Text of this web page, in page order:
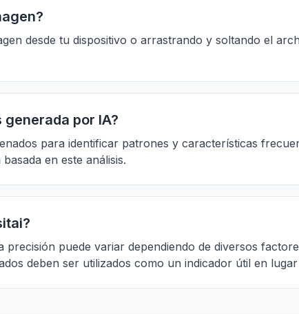
desde tu dispositivo o arrastrando y soltando el
por IA?
para identificar patrones y características
en este análisis.
puede variar dependiendo de diversos
deben ser utilizados como un indicador útil en